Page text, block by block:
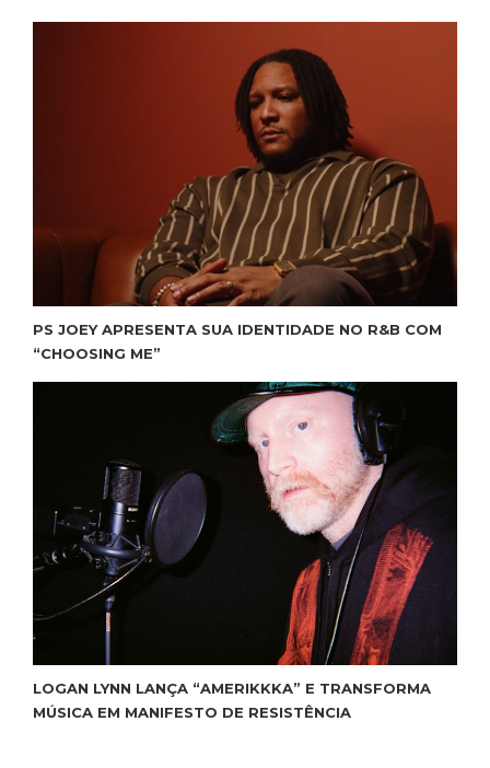
PS JOEY APRESENTA SUA IDENTIDADE NO R&B COM
“CHOOSING ME”
LOGAN LYNN LANÇA “AMERIKKKA” E TRANSFORMA
MÚSICA EM MANIFESTO DE RESISTÊNCIA